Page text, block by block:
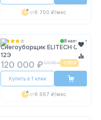
от6 700 ₽/мес
В наличии
Снегоуборщик ELITECH СМ
12Э
120 000 ₽126 000 ₽ -6 000 ₽
Купить в 1 клик
от6 667 ₽/мес